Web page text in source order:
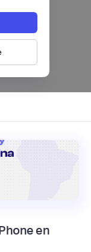
plataforma
de EE.
en